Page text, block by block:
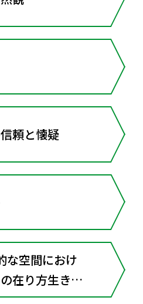
頼と懐疑
空間におけ
在り方生き方
めの倫理